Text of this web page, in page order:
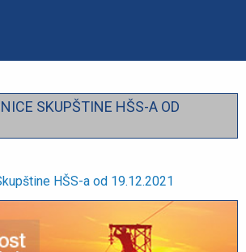
SKUPŠTINE HŠS-A OD
HŠS-a od 19.12.2021